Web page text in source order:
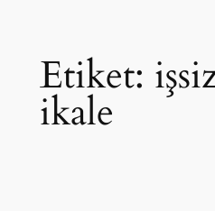
Etiket:
ikale